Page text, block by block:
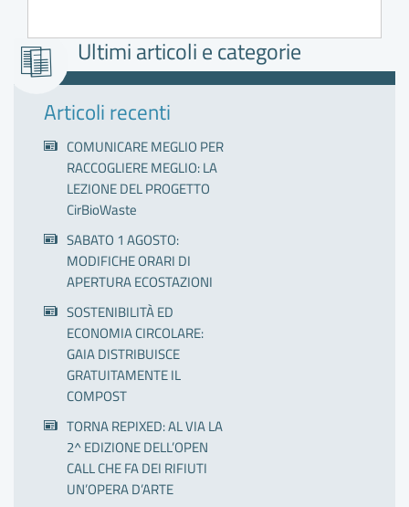
Ultimi articoli e categorie
Articoli recenti
COMUNICARE MEGLIO PER
RACCOGLIERE MEGLIO: LA
LEZIONE DEL PROGETTO
CirBioWaste
SABATO 1 AGOSTO:
MODIFICHE ORARI DI
APERTURA ECOSTAZIONI
SOSTENIBILITÀ ED
ECONOMIA CIRCOLARE:
GAIA DISTRIBUISCE
GRATUITAMENTE IL
COMPOST
TORNA REPIXED: AL VIA LA
2^ EDIZIONE DELL’OPEN
CALL CHE FA DEI RIFIUTI
UN’OPERA D’ARTE